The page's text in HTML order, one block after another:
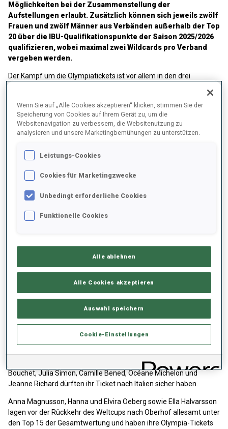
Möglichkeiten bei der Zusammenstellung der
Aufstellungen erlaubt. Zusätzlich können sich jeweils zwölf
Frauen und zwölf Männer aus Verbänden außerhalb der Top
20 über die IBU-Qualifikationspunkte der Saison 2025/2026
qualifizieren, wobei maximal zwei Wildcards pro Verband
vergeben werden.
Der Kampf um die Olympiatickets ist vor allem in den drei
OLYMPIC PRESSURE INDEX_W
Ruhe bei den französischen Frauen
Bornand geschwunden sind. Lou Jeanmonnot, Justine Braisaz-
Bouchet, Julia Simon, Camille Bened, Océane Michelon und
Jeanne Richard dürften ihr Ticket nach Italien sicher haben.
Anna Magnusson, Hanna und Elvira Oeberg sowie Ella Halvarsson
lagen vor der Rückkehr des Weltcups nach Oberhof allesamt unter
den Top 15 der Gesamtwertung und haben ihre Olympia-Tickets
Wenn Sie auf „Alle Cookies akzeptieren“ klicken, stimmen Sie der
Speicherung von Cookies auf Ihrem Gerät zu, um die
Websitenavigation zu verbessern, die Websitenutzung zu
analysieren und unsere Marketingbemühungen zu unterstützen.
Leistungs-Cookies
Cookies für Marketingzwecke
Unbedingt erforderliche Cookies
Funktionelle Cookies
Alle ablehnen
Alle Cookies akzeptieren
Auswahl speichern
Cookie-Einstellungen